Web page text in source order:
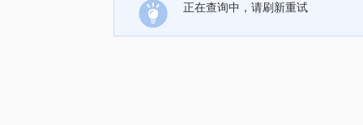
正在查询中，请刷新重试